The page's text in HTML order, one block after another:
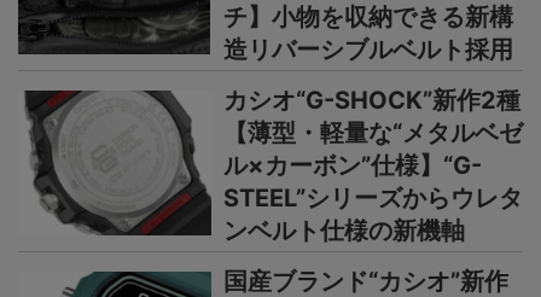
チ】小物を収納できる新構
造リバーシブルベルト採用
カシオ“G-SHOCK”新作2種
【薄型・軽量な“メタルベゼ
ル×カーボン”仕様】“G-
STEEL”シリーズからウレタ
ンベルト仕様の新機軸
国産ブランド“カシオ”新作